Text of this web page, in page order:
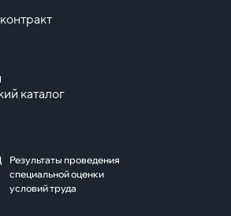
каталог
Результаты проведения
специальной оценки
условий труда